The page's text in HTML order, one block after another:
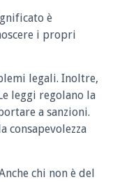
è
i propri
legali. Inoltre,
leggi regolano la
a sanzioni.
chi non è del